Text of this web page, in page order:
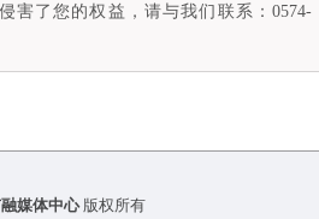
害了您的权益，请与我们联系：0574-
媒体中心版权所有